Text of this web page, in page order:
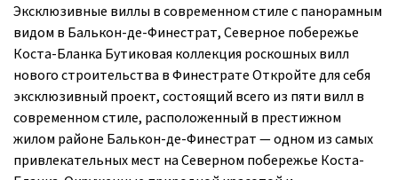
Эксклюзивные виллы в современном стиле с панорамным
видом в Балькон-де-Финестрат, Северное побережье
Коста-Бланка Бутиковая коллекция роскошных вилл
нового строительства в Финестрате Откройте для себя
эксклюзивный проект, состоящий всего из пяти вилл в
современном стиле, расположенный в престижном
жилом районе Балькон-де-Финестрат — одном из самых
привлекательных мест на Северном побережье Коста-